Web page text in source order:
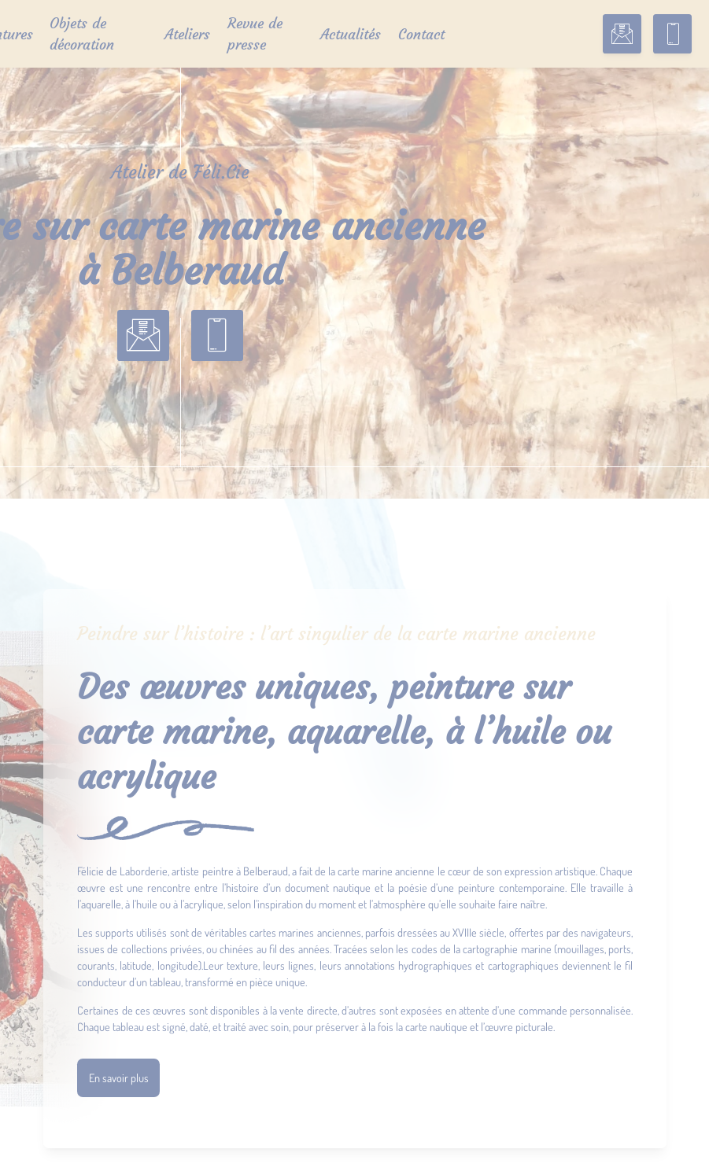
Objets de
décoration
Ateliers
Revue de
presse
Actualités Contact
Atelier de Féli.Cie
sur carte marine ancienne
à Belberaud
Peindre sur l’histoire : l’art singulier de la carte marine ancienne
Des œuvres uniques, peinture sur
carte marine, aquarelle, à l’huile ou
acrylique
Félicie de Laborderie, artiste peintre à Belberaud, a fait de la carte marine ancienne le cœur de son expression artistique. Chaque
œuvre est une rencontre entre l’histoire d’un document nautique et la poésie d’une peinture contemporaine. Elle travaille à
l’aquarelle, à l’huile ou à l’acrylique, selon l’inspiration du moment et l’atmosphère qu’elle souhaite faire naître.
Les supports utilisés sont de véritables cartes marines anciennes, parfois dressées au XVIIIe siècle, offertes par des navigateurs,
issues de collections privées, ou chinées au fil des années. Tracées selon les codes de la cartographie marine (mouillages, ports,
courants, latitude, longitude).Leur texture, leurs lignes, leurs annotations hydrographiques et cartographiques deviennent le fil
conducteur d’un tableau, transformé en pièce unique.
Certaines de ces œuvres sont disponibles à la vente directe, d’autres sont exposées en attente d’une commande personnalisée.
Chaque tableau est signé, daté, et traité avec soin, pour préserver à la fois la carte nautique et l’œuvre picturale.
En savoir plus